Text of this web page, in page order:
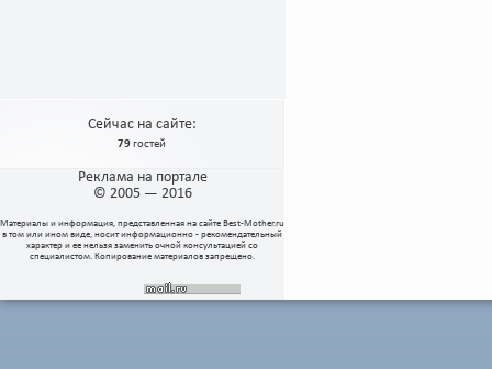
Сейчас на сайте:
79гостей
Реклама на портале
© 2005 — 2016
Материалы и информация, представленная на сайте Best-Mother.ru
в том или ином виде, носит информационно - рекомендательный
характер и ее нельзя заменить очной консультацией со
специалистом. Копирование материалов запрещено.